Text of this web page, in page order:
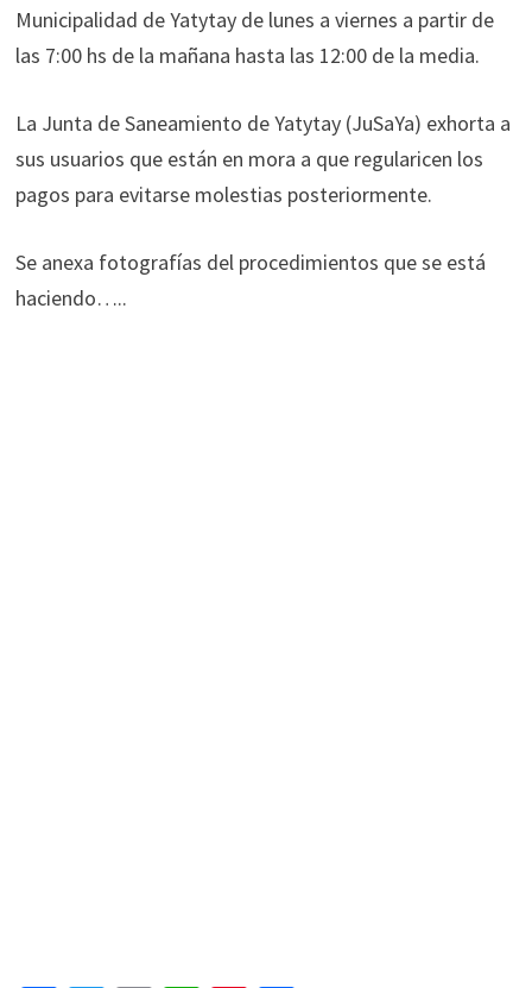
Municipalidad de Yatytay de lunes a viernes a partir de
las 7:00 hs de la mañana hasta las 12:00 de la media.
La Junta de Saneamiento de Yatytay (JuSaYa) exhorta a
sus usuarios que están en mora a que regularicen los
pagos para evitarse molestias posteriormente.
Se anexa fotografías del procedimientos que se está
haciendo…..